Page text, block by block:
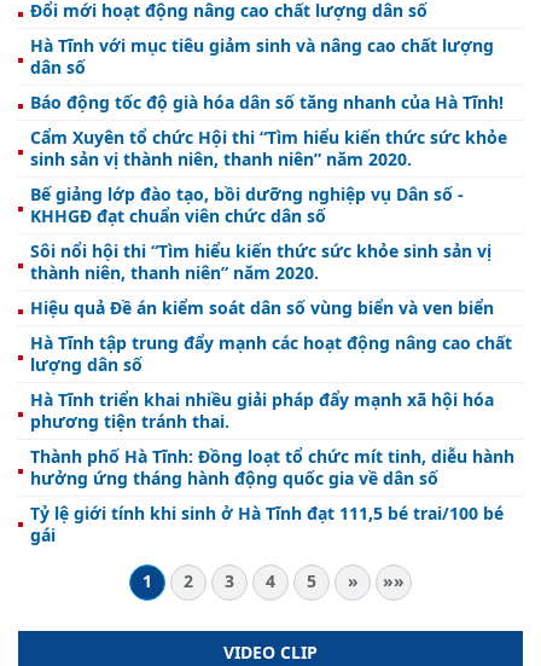
Đổi mới hoạt động nâng cao chất lượng dân số
Hà Tĩnh với mục tiêu giảm sinh và nâng cao chất lượng
dân số
Báo động tốc độ già hóa dân số tăng nhanh của Hà Tĩnh!
Cẩm Xuyên tổ chức Hội thi “Tìm hiểu kiến thức sức khỏe
sinh sản vị thành niên, thanh niên” năm 2020.
Bế giảng lớp đào tạo, bồi dưỡng nghiệp vụ Dân số -
KHHGĐ đạt chuẩn viên chức dân số
Sôi nổi hội thi “Tìm hiểu kiến thức sức khỏe sinh sản vị
thành niên, thanh niên” năm 2020.
Hiệu quả Đề án kiểm soát dân số vùng biển và ven biển
Hà Tĩnh tập trung đẩy mạnh các hoạt động nâng cao chất
lượng dân số
Hà Tĩnh triển khai nhiều giải pháp đẩy mạnh xã hội hóa
phương tiện tránh thai.
Thành phố Hà Tĩnh: Đồng loạt tổ chức mít tinh, diễu hành
hưởng ứng tháng hành động quốc gia về dân số
Tỷ lệ giới tính khi sinh ở Hà Tĩnh đạt 111,5 bé trai/100 bé
gái
1
2 3 4 5 » »»
VIDEO CLIP